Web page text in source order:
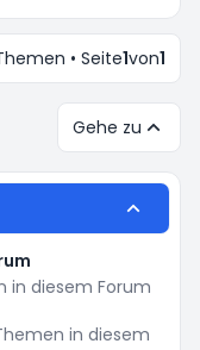
• Seite1von1
Gehe zu
in diesem Forum
in diesem